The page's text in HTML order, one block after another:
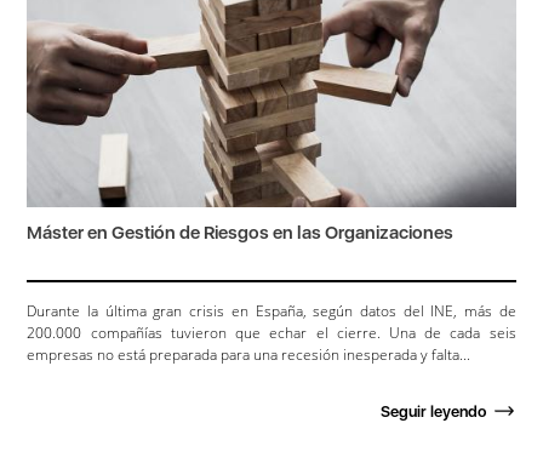
Máster en Gestión de Riesgos en las Organizaciones
Durante la última gran crisis en España, según datos del INE, más de
200.000 compañías tuvieron que echar el cierre. Una de cada seis
empresas no está preparada para una recesión inesperada y falta...
Seguir leyendo